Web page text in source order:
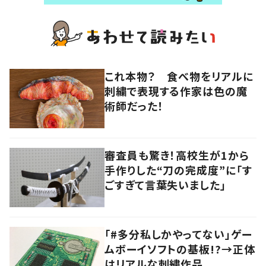
これ本物？ 食べ物をリアルに
刺繍で表現する作家は色の魔
術師だった！
審査員も驚き！高校生が1から
手作りした“刀の完成度”に「す
ごすぎて言葉失いました」
「#多分私しかやってない」ゲー
ムボーイソフトの基板!?→正体